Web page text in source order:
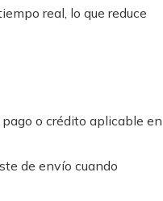
real, lo que reduce
o crédito aplicable en
de envío cuando